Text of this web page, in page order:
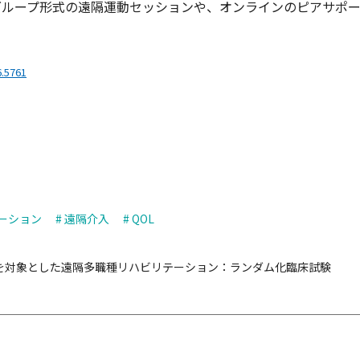
ープ形式の遠隔運動セッションや、オンラインのピアサポ
ション # 遠隔介入 # QOL
象とした遠隔多職種リハビリテーション：ランダム化臨床試験